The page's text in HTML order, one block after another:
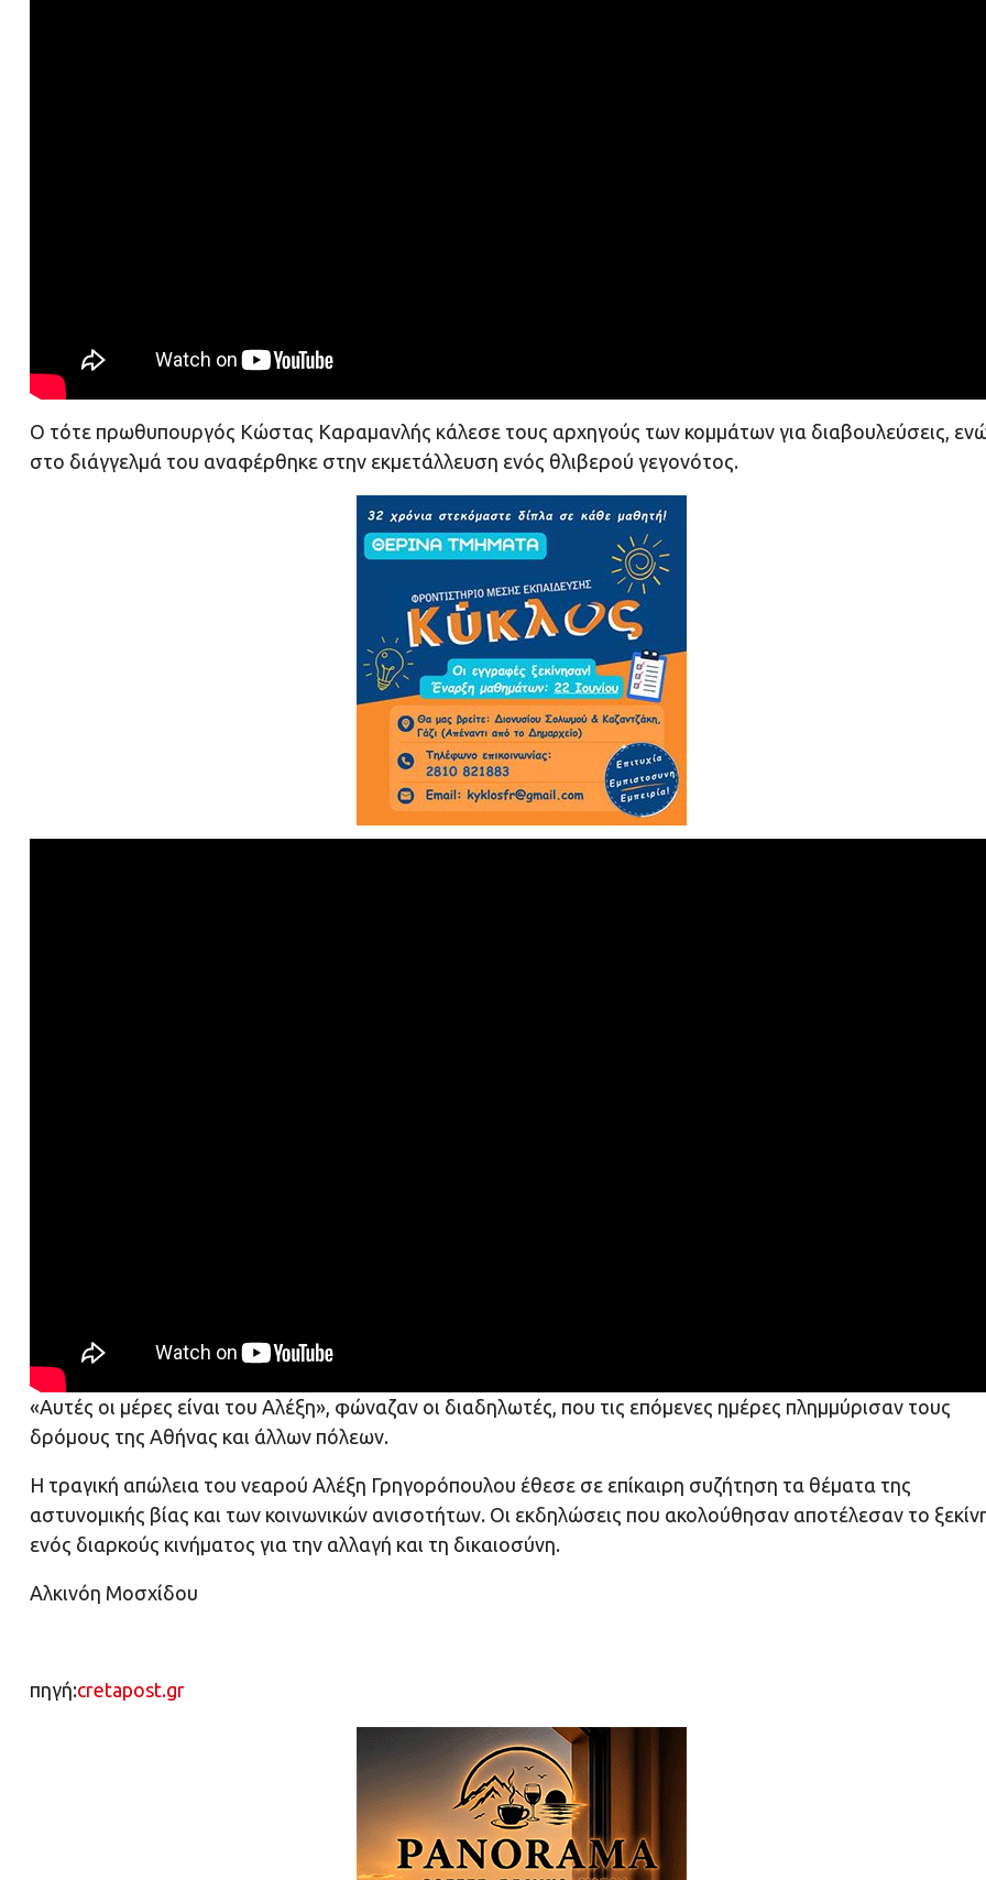
Ο τότε πρωθυπουργός Κώστας Καραμανλής κάλεσε τους αρχηγούς των κομμάτων για διαβουλεύσεις,
στο διάγγελμά του αναφέρθηκε στην εκμετάλλευση ενός θλιβερού γεγονότος.
«Αυτές οι μέρες είναι του Αλέξη», φώναζαν οι διαδηλωτές, που τις επόμενες ημέρες πλημμύρισαν τους
δρόμους της Αθήνας και άλλων πόλεων.
Η τραγική απώλεια του νεαρού Αλέξη Γρηγορόπουλου έθεσε σε επίκαιρη συζήτηση τα θέματα της
αστυνομικής βίας και των κοινωνικών ανισοτήτων. Οι εκδηλώσεις που ακολούθησαν αποτέλεσαν το
ενός διαρκούς κινήματος για την αλλαγή και τη δικαιοσύνη.
Αλκινόη Μοσχίδου
πηγή:cretapost.gr